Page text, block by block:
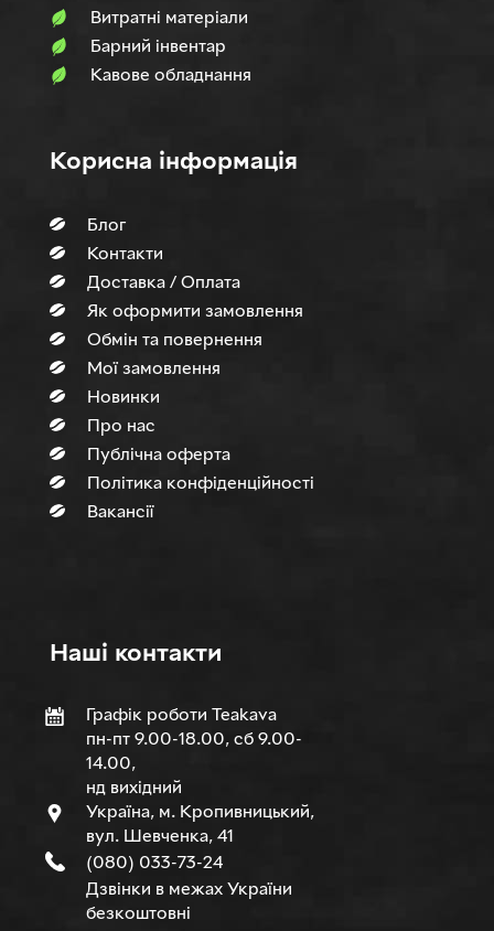
Витратні матеріали
Барний інвентар
Кавове обладнання
Корисна інформація
Блог
Контакти
Доставка / Оплата
Як оформити замовлення
Обмін та повернення
Мої замовлення
Новинки
Про нас
Публічна оферта
Політика конфіденційності
Вакансії
Нашi контакти
Графік роботи Teakava
пн-пт 9.00-18.00, сб 9.00-
14.00,
нд вихідний
Україна, м. Кропивницький,
вул. Шевченка, 41
(080) 033-73-24
Дзвінки в межах України
безкоштовні